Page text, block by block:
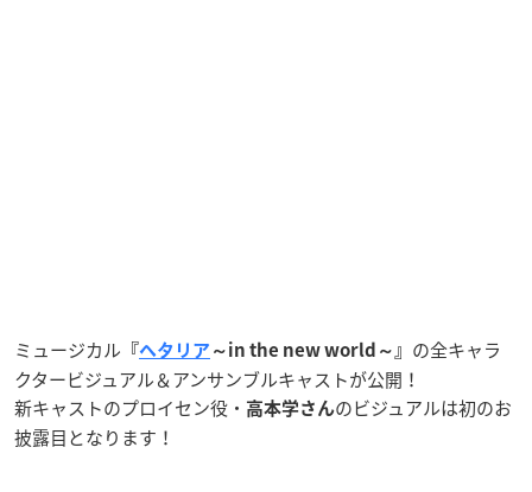
ミュージカル 『ヘタリア ～in the new world～ 』 の全キャラ
クタービジュアル＆アンサンブルキャストが公開！
新キャストのプロイセン役・ 高本学さんのビジュアルは初のお
披露目となります！